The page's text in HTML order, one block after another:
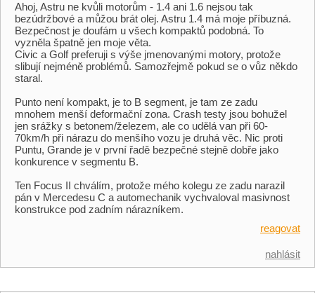
Ahoj, Astru ne kvůli motorům - 1.4 ani 1.6 nejsou tak
bezúdržbové a můžou brát olej. Astru 1.4 má moje příbuzná.
Bezpečnost je doufám u všech kompaktů podobná. To
vyzněla špatně jen moje věta.
Civic a Golf preferuji s výše jmenovanými motory, protože
slibují nejméně problémů. Samozřejmě pokud se o vůz někdo
staral.
Punto není kompakt, je to B segment, je tam ze zadu
mnohem menší deformační zona. Crash testy jsou bohužel
jen srážky s betonem/železem, ale co udělá van při 60-
70km/h při nárazu do menšího vozu je druhá věc. Nic proti
Puntu, Grande je v první řadě bezpečné stejně dobře jako
konkurence v segmentu B.
Ten Focus II chválím, protože mého kolegu ze zadu narazil
pán v Mercedesu C a automechanik vychvaloval masivnost
konstrukce pod zadním nárazníkem.
reagovat
nahlásit